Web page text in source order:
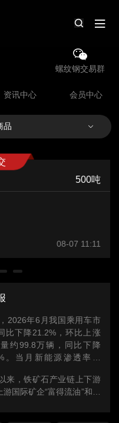
螺纹钢交易群
资讯中心 会员中心
品
500吨
08-07 11:11
2026年6月我国乘用车市
比下降21.2%，环比上涨
约99.8万辆，同比下降
。当月新能源渗透率达
来，铁矿石产业链上下游
国际矿企“富得流油”和下